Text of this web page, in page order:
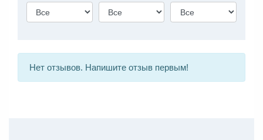
Нет отзывов. Напишите отзыв первым!